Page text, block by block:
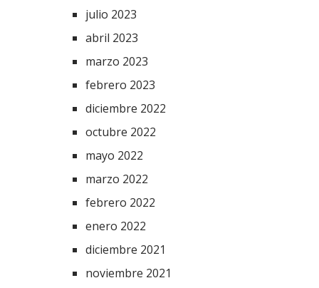
julio 2023
abril 2023
marzo 2023
febrero 2023
diciembre 2022
octubre 2022
mayo 2022
marzo 2022
febrero 2022
enero 2022
diciembre 2021
noviembre 2021